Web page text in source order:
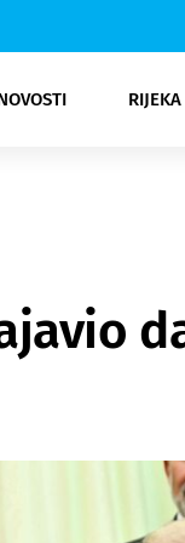
Opatija
NK
Moda
Kultura